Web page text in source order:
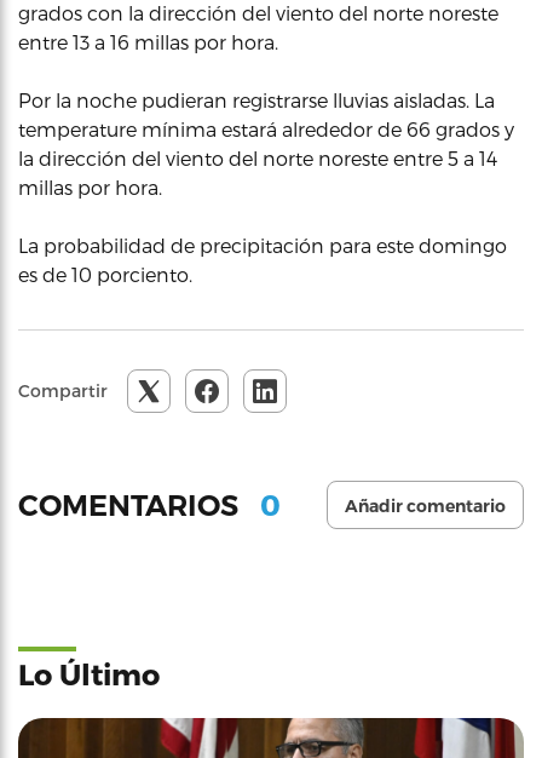
grados con la dirección del viento del norte noreste
entre 13 a 16 millas por hora.
Por la noche pudieran registrarse lluvias aisladas. La
temperature mínima estará alrededor de 66 grados y
la dirección del viento del norte noreste entre 5 a 14
millas por hora.
La probabilidad de precipitación para este domingo
es de 10 porciento.
Compartir
COMENTARIOS 0 Añadir comentario
Lo Último